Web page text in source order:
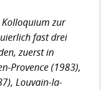
zur
fast drei
zuerst in
Provence (1983),
Louvain-la-